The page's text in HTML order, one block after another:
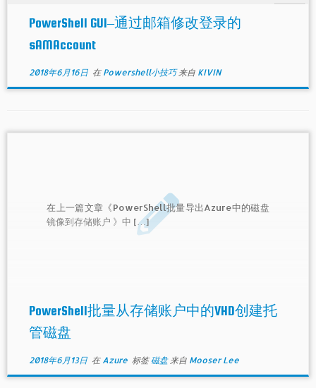
PowerShell GUI–通过邮箱修改登录的
sAMAccount
2018年6月16日在 Powershell小技巧来自 KIVIN
在上一篇文章《PowerShell批量导出Azure中的磁盘
镜像到存储账户 》中 […]
PowerShell批量从存储账户中的VHD创建托
管磁盘
2018年6月13日在 Azure 标签磁盘 来自 Mooser Lee